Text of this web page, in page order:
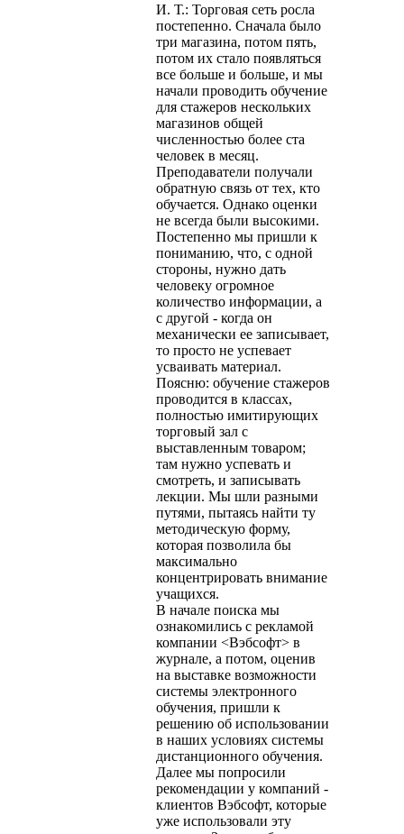
И. Т.: Торговая сеть росла
постепенно. Сначала было
три магазина, потом пять,
потом их стало появляться
все больше и больше, и мы
начали проводить обучение
для стажеров нескольких
магазинов общей
численностью более ста
человек в месяц.
Преподаватели получали
обратную связь от тех, кто
обучается. Однако оценки
не всегда были высокими.
Постепенно мы пришли к
пониманию, что, с одной
стороны, нужно дать
человеку огромное
количество информации, а
с другой - когда он
механически ее записывает,
то просто не успевает
усваивать материал.
Поясню: обучение стажеров
проводится в классах,
полностью имитирующих
торговый зал с
выставленным товаром;
там нужно успевать и
смотреть, и записывать
лекции. Мы шли разными
путями, пытаясь найти ту
методическую форму,
которая позволила бы
максимально
концентрировать внимание
учащихся.
В начале поиска мы
ознакомились с рекламой
компании <Вэбсофт> в
журнале, а потом, оценив
на выставке возможности
системы электронного
обучения, пришли к
решению об использовании
в наших условиях системы
дистанционного обучения.
Далее мы попросили
рекомендации у компаний -
клиентов Вэбсофт, которые
уже использовали эту